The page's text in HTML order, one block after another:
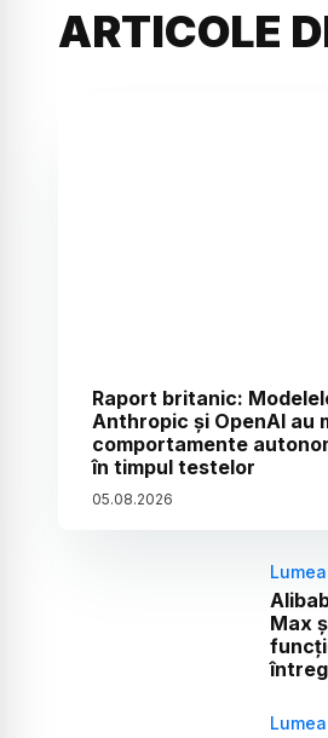
ARTICOLE
Raport britanic:
Anthropic și OpenAI au
comportamente
în timpul testelor
05.08.2026
Max